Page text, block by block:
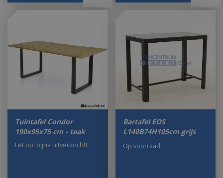
Tuintafel Condor
190x95x75 cm - teak
Let op: bijna uitverkocht!
Bartafel EOS
L140B74H105cm grijs
Op voorraad